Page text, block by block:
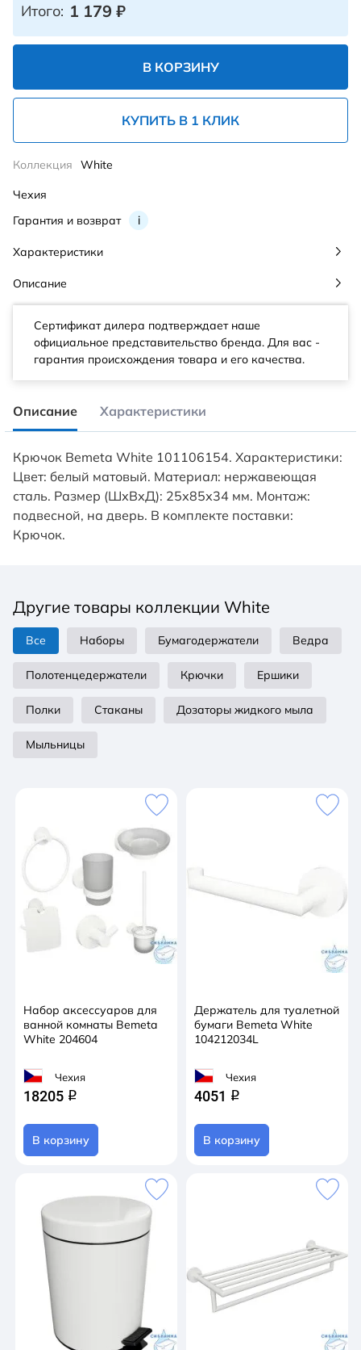
Итого: 1 179 ₽
В КОРЗИНУ
КУПИТЬ В 1 КЛИК
Гарантия и возврат i
Коллекция White
Чехия
Характеристики
Описание
Сертификат дилера подтверждает наше
официальное представительство бренда. Для вас -
гарантия происхождения товара и его качества.
Описание Характеристики
Крючок Bemeta White 101106154. Характеристики:
Цвет: белый матовый. Материал: нержавеющая
сталь. Размер (ШхВхД): 25х85х34 мм. Монтаж:
подвесной, на дверь. В комплекте поставки:
Крючок.
Другие товары коллекции White
Все Наборы Бумагодержатели Ведра
Полотенцедержатели Крючки Ершики
Полки Стаканы Дозаторы жидкого мыла
Мыльницы
Набор аксессуаров для
ванной комнаты Bemeta
White 204604
Чехия
18205 q
В корзину
Держатель для туалетной
бумаги Bemeta White
104212034L
Чехия
4051 q
В корзину